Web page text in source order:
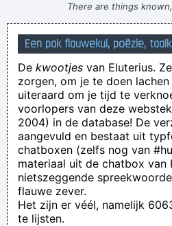
There are things
Nihil Valuta Absentis ,
Dan nóg, Karel! Dan nóg moet
En toen God uiteindelijk
Vlamingen, klopte zichzelf
"EEN...
daar een
Een pak flauwekul, poëzie,
De kwootjes van Eluterius.
zorgen, om je te doen
uiteraard om je tijd te
voorlopers van deze
2004) in de database! De
aangevuld en bestaat uit
chatboxen (zelfs nog van
materiaal uit de chatbox van
nietszeggende
flauwe zever.
Het zijn er véél, namelijk
te lijsten.